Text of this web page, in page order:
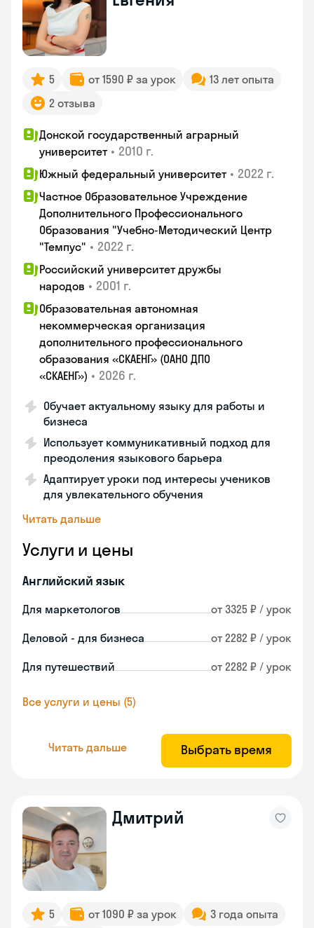
5 от 1590 ₽ за урок
13 лет опыта
2 отзыва
Донской государственный аграрный
университет • 2010 г.
Южный федеральный университет • 2022 г.
Частное Образовательное Учреждение
Дополнительного Профессионального
Образования "Учебно-Методический Центр
"Темпус" • 2022 г.
Российский университет дружбы
народов • 2001 г.
Образовательная автономная
некоммерческая организация
дополнительного профессионального
образования «СКАЕНГ» (ОАНО ДПО
«СКАЕНГ») • 2026 г.
Обучает актуальному языку для работы и
бизнеса
Использует коммуникативный подход для
преодоления языкового барьера
Адаптирует уроки под интересы учеников
для увлекательного обучения
Читать дальше
Услуги и цены
Английский язык
Для маркетологов от 3325 ₽ / урок
Деловой - для бизнеса от 2282 ₽ / урок
Для путешествий от 2282 ₽ / урок
Все услуги и цены (5)
Читать дальше Выбрать время
Дмитрий
5 от 1090 ₽ за урок
3 года опыта